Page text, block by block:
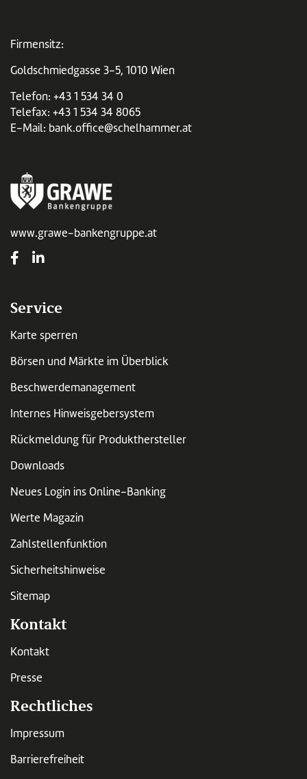
Firmensitz:
Goldschmiedgasse 3-5, 1010 Wien
Telefon: +43 1 534 34 0
Telefax: +43 1 534 34 8065
E-Mail: bank.office@schelhammer.at
www.grawe-bankengruppe.at
Service
Karte sperren
Börsen und Märkte im Überblick
Beschwerdemanagement
Internes Hinweisgebersystem
Rückmeldung für Produkthersteller
Downloads
Neues Login ins Online-Banking
Werte Magazin
Zahlstellenfunktion
Sicherheitshinweise
Sitemap
Kontakt
Kontakt
Presse
Rechtliches
Impressum
Barrierefreiheit